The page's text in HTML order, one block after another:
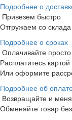
Подробнее о
Привезем быстро
Отгружаем со
Подробнее о сроках
Оплачивайте просто
Расплатитесь
Или оформите
Подробнее об
Возвращайте и
Обменяйте товар